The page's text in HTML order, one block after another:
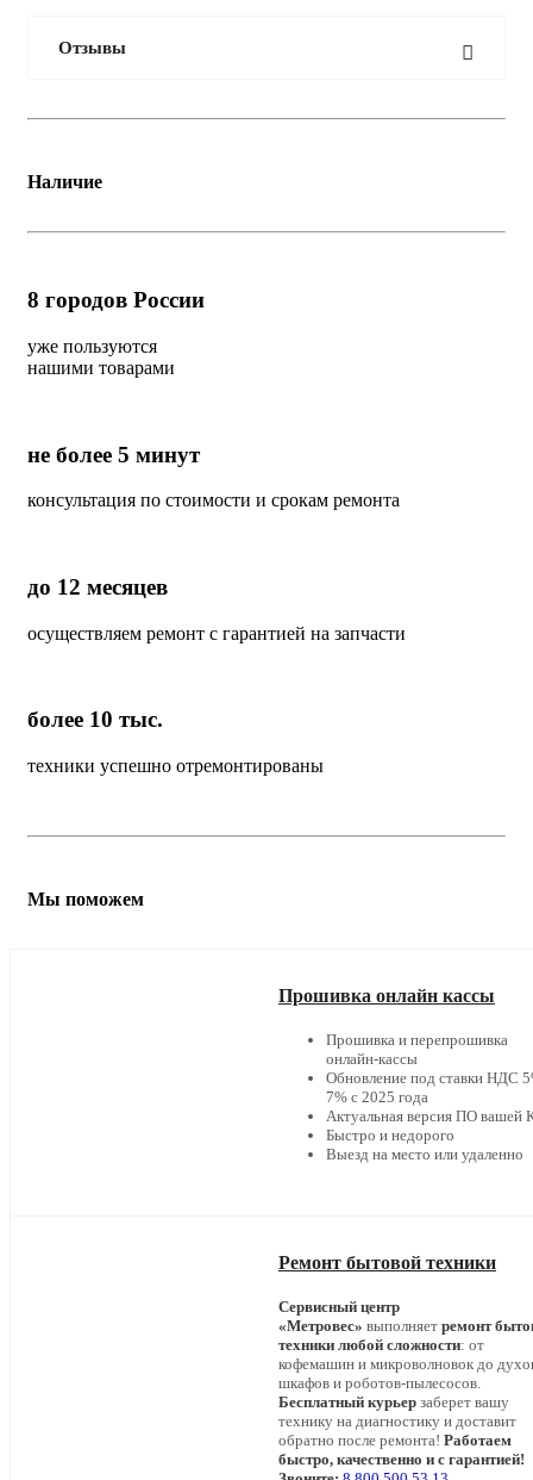
Отзывы
Наличие
8 городов России
уже пользуются
нашими товарами
не более 5 минут
консультация по стоимости и срокам ремонта
до 12 месяцев
осуществляем ремонт с гарантией на запчасти
более 10 тыс.
техники успешно отремонтированы
Мы поможем
Прошивка онлайн кассы
Прошивка и перепрошивка
онлайн-кассы
Обновление под ставки НДС
7% с 2025 года
Актуальная версия ПО вашей
Быстро и недорого
Выезд на место или удаленно
Ремонт бытовой техники
Сервисный центр
«Метровес» выполняет ремонт
техники любой сложности: от
кофемашин и микроволновок до
шкафов и роботов-пылесосов.
Бесплатный курьер заберет вашу
технику на диагностику и доставит
обратно после ремонта! Работаем
быстро, качественно и с гарантией!